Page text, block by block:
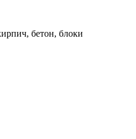
бетон, блоки